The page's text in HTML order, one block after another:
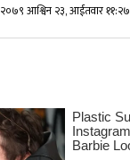
२०७९ आश्विन २३, आईतवार ११:२७